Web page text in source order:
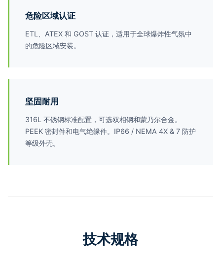
危险区域认证
ETL、ATEX 和 GOST 认证，适用于全球爆炸性气氛中
的危险区域安装。
坚固耐用
316L 不锈钢标准配置，可选双相钢和蒙乃尔合金。
PEEK 密封件和电气绝缘件。IP66 / NEMA 4X & 7 防护
等级外壳。
技术规格